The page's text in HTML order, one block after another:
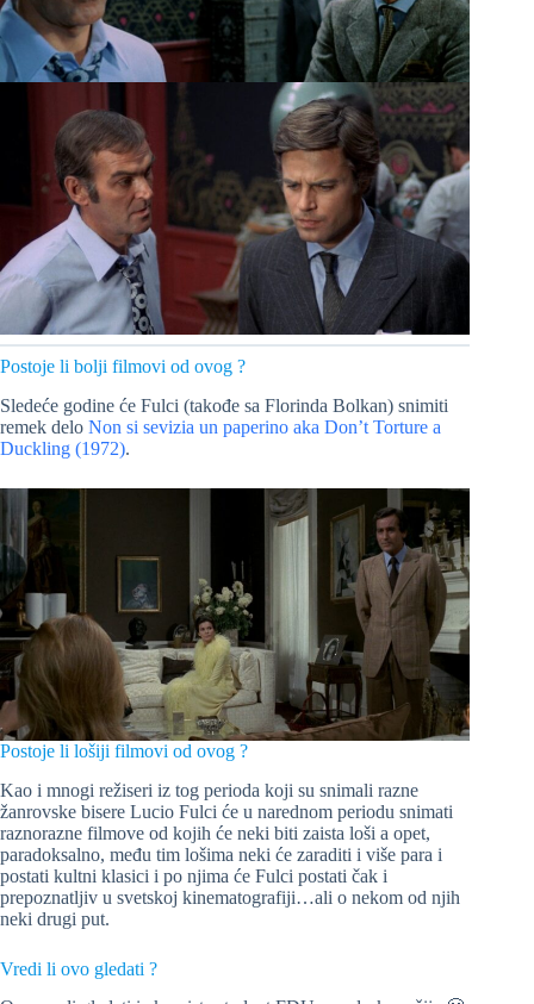
Postoje li bolji filmovi od ovog ?
Sledeće godine će Fulci (takođe sa Florinda Bolkan) snimiti
remek delo Non si sevizia un paperino aka Don’t Torture a
Duckling (1972).
Postoje li lošiji filmovi od ovog ?
Kao i mnogi režiseri iz tog perioda koji su snimali razne
žanrovske bisere Lucio Fulci će u narednom periodu snimati
raznorazne filmove od kojih će neki biti zaista loši a opet,
paradoksalno, među tim lošima neki će zaraditi i više para i
postati kultni klasici i po njima će Fulci postati čak i
prepoznatljiv u svetskoj kinematografiji…ali o nekom od njih
neki drugi put.
Vredi li ovo gledati ?